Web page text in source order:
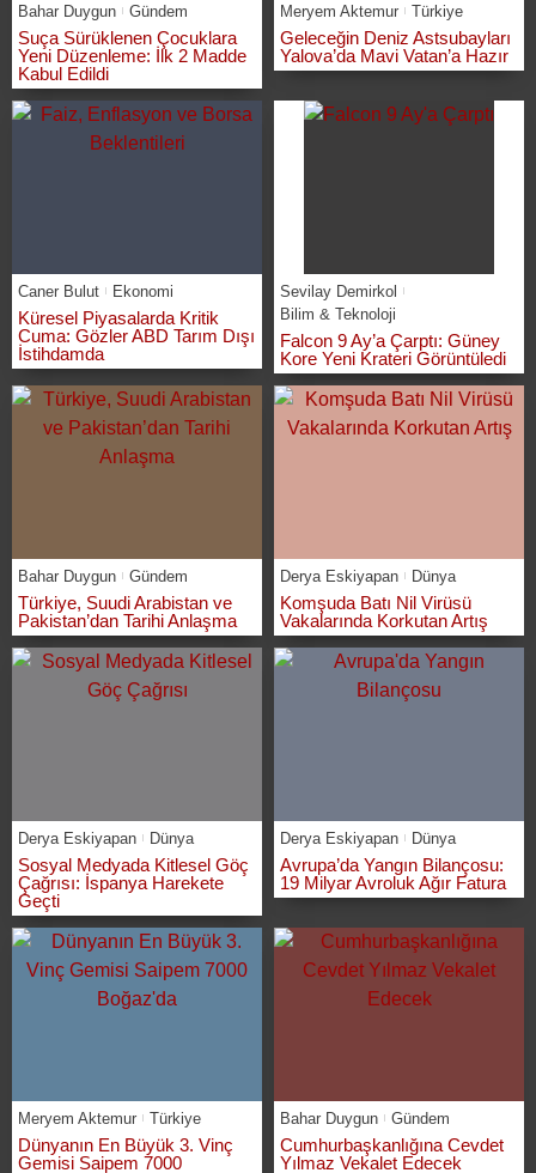
Bahar Duygun Gündem
Suça Sürüklenen Çocuklara
Yeni Düzenleme: İlk 2 Madde
Kabul Edildi
Meryem Aktemur Türkiye
Geleceğin Deniz Astsubayları
Yalova’da Mavi Vatan’a Hazır
Caner Bulut Ekonomi
Küresel Piyasalarda Kritik
Cuma: Gözler ABD Tarım Dışı
İstihdamda
Sevilay Demirkol
Bilim & Teknoloji
Falcon 9 Ay’a Çarptı: Güney
Kore Yeni Krateri Görüntüledi
Bahar Duygun Gündem
Türkiye, Suudi Arabistan ve
Pakistan’dan Tarihi Anlaşma
Derya Eskiyapan Dünya
Komşuda Batı Nil Virüsü
Vakalarında Korkutan Artış
Derya Eskiyapan Dünya
Sosyal Medyada Kitlesel Göç
Çağrısı: İspanya Harekete
Geçti
Derya Eskiyapan Dünya
Avrupa’da Yangın Bilançosu:
19 Milyar Avroluk Ağır Fatura
Meryem Aktemur Türkiye
Dünyanın En Büyük 3. Vinç
Gemisi Saipem 7000
Bahar Duygun Gündem
Cumhurbaşkanlığına Cevdet
Yılmaz Vekalet Edecek